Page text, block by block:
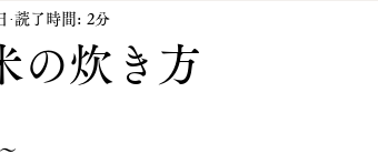
京野菜の通販サイト
の炊き方
読了時間: 2分
います。